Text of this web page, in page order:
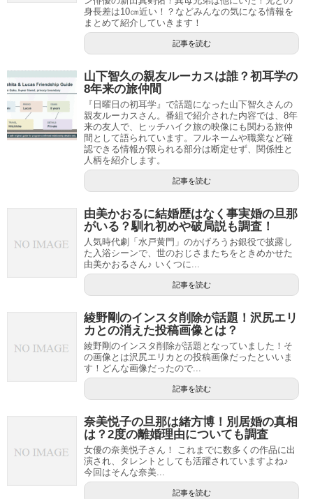
身長差は10㎝近い！？などみんなの気になる情報を
まとめて紹介していきます！
記事を読む
山下智久の親友ルーカスは誰？初耳学の
8年来の旅仲間
『日曜日の初耳学』で話題になった山下智久さんの
親友ルーカスさん。番組で紹介された内容では、8年
来の友人で、ヒッチハイク旅の映像にも関わる旅仲
間として語られています。フルネームや職業など確
認できる情報が限られる部分は断定せず、関係性と
人柄を紹介します。
記事を読む
由美かおるに結婚歴はなく事実婚の旦那
がいる？馴れ初めや破局説も調査！
人気時代劇「水戸黄門」のかげろうお銀役で披露し
た入浴シーンで、世のおじさまたちをときめかせた
由美かおるさん♪ いくつに...
記事を読む
綾野剛のインスタ削除が話題！沢尻エリ
カとの消えた投稿画像とは？
綾野剛のインスタ削除が話題となっていました！そ
の画像とは沢尻エリカとの投稿画像だったといいま
す！どんな画像だったので...
記事を読む
奈美悦子の旦那は緒方博！別居婚の真相
は？2度の離婚理由についても調査
女優の奈美悦子さん！ これまでに数多くの作品に出
演され、タレントとしても活躍されていますよね♪
今回はそんな奈美...
記事を読む